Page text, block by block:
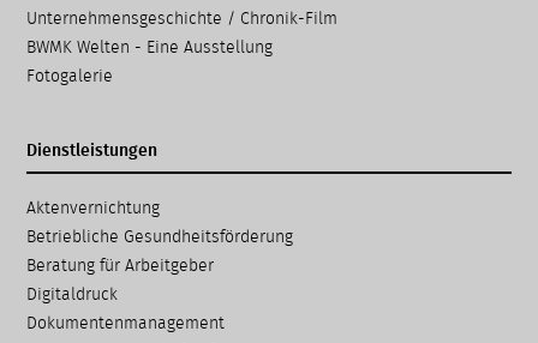
Unternehmensgeschichte / Chronik-Film
BWMK Welten - Eine Ausstellung
Fotogalerie
Dienstleistungen
Navigation
überspringen
Aktenvernichtung
Betriebliche Gesundheits­förderung
Beratung für Arbeitgeber
Digitaldruck
Dokumenten­management